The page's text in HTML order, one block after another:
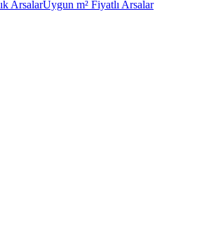
ArsalarUygun m² Fiyatlı Arsalar